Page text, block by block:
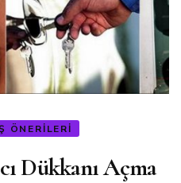
ÖNERILERI
Dükkanı Açma